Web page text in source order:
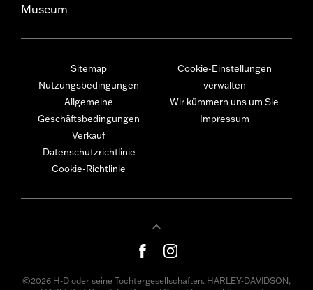
Museum
Sitemap
Nutzungsbedingungen
Allgemeine
Geschäftsbedingungen
Verkauf
Datenschutzrichtlinie
Cookie-Richtlinie
Cookie-Einstellungen
verwalten
Wir kümmern uns um Sie
Impressum
©2026 H-D oder seine Tochtergesellschaften. HARLEY-DAVIDSON,